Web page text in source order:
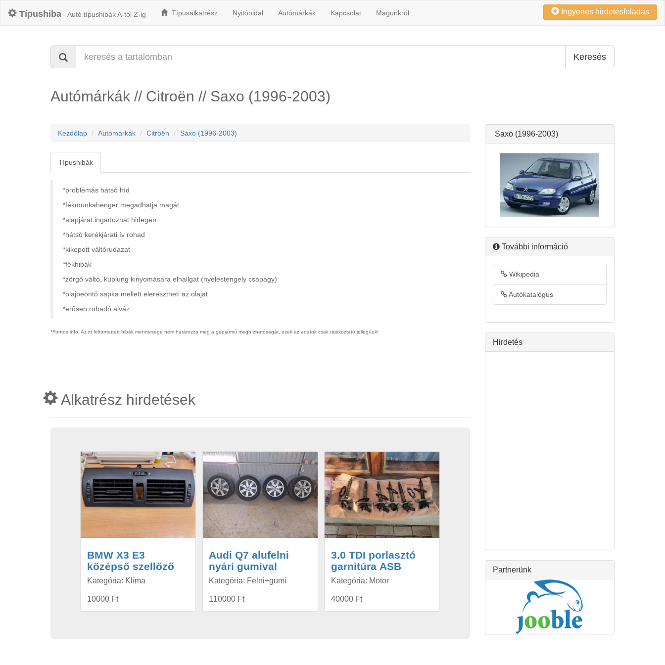
Típushiba - Autó típushibák A-tól Z-ig Típusalkatrész Nyitóoldal Autómárkák Kapcsolat Magunkról Ingyenes hirdetésfeladás
Keresés
Autómárkák // Citroën // Saxo (1996-2003)
Kezdőlap Autómárkák Citroën Saxo (1996-2003)
Típushibák
*problémás hátsó híd
*fékmunkahenger megadhatja magát
*alapjárat ingadozhat hidegen
*hátsó kerékjárati ív rohad
*kikopott váltórudazat
*fékhibák
*zörgő váltó, kuplung kinyomására elhallgat (nyelestengely csapágy)
*olajbeöntő sapka mellett eleresztheti az olajat
*erősen rohadó alváz
*Fontos info: Az itt feltüntettett hibák mennyisége nem határozza meg a gépjármű megbízhatóságát, ezek az adatok csak tájékoztató jellegűek!
Alkatrész hirdetések
BMW X3 E3
középső szellőző
Kategória: Klíma
10000 Ft
Audi Q7 alufelni
nyári gumival
Kategória: Felni+gumi
110000 Ft
3.0 TDI porlasztó
garnitúra ASB
Kategória: Motor
40000 Ft
Saxo (1996-2003)
További információ
Wikipedia
Autókatalógus
Hirdetés
Partnerünk